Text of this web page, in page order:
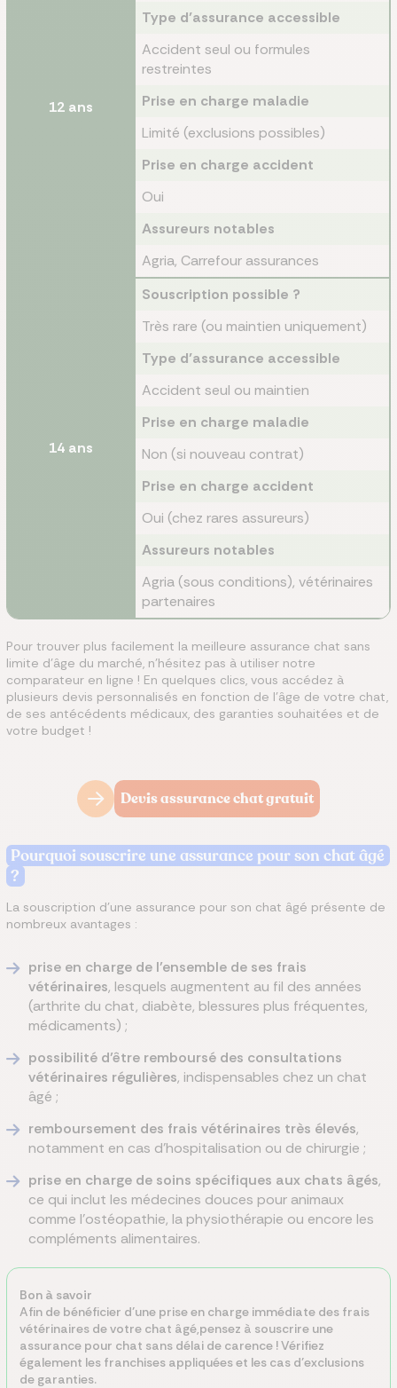
12 ans
Type d’assurance accessible
Accident seul ou formules
restreintes
Prise en charge maladie
Limité (exclusions possibles)
Prise en charge accident
Oui
Assureurs notables
Agria, Carrefour assurances
14 ans
Souscription possible ?
Très rare (ou maintien uniquement)
Type d’assurance accessible
Accident seul ou maintien
Prise en charge maladie
Non (si nouveau contrat)
Prise en charge accident
Oui (chez rares assureurs)
Assureurs notables
Agria (sous conditions), vétérinaires
partenaires
Pour trouver plus facilement la meilleure assurance chat sans
limite d’âge du marché, n’hésitez pas à utiliser notre
comparateur en ligne ! En quelques clics, vous accédez à
plusieurs devis personnalisés en fonction de l’âge de votre chat,
de ses antécédents médicaux, des garanties souhaitées et de
votre budget !
Devis assurance chat gratuit
Pourquoi souscrire une assurance pour son chat âgé
?
La souscription d’une assurance pour son chat âgé présente de
nombreux avantages :
prise en charge de l’ensemble de ses frais
vétérinaires, lesquels augmentent au fil des années
(arthrite du chat, diabète, blessures plus fréquentes,
médicaments) ;
possibilité d’être remboursé des consultations
vétérinaires régulières, indispensables chez un chat
âgé ;
remboursement des frais vétérinaires très élevés,
notamment en cas d’hospitalisation ou de chirurgie ;
prise en charge de soins spécifiques aux chats âgés,
ce qui inclut les médecines douces pour animaux
comme l’ostéopathie, la physiothérapie ou encore les
compléments alimentaires.
Bon à savoir
Afin de bénéficier d’une prise en charge immédiate des frais
vétérinaires de votre chat âgé,pensez à souscrire une
assurance pour chat sans délai de carence ! Vérifiez
également les franchises appliquées et les cas d’exclusions
de garanties.